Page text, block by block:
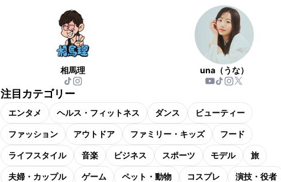
相馬理 una（うな）
注目カテゴリー
エンタメ ヘルス・フィットネス ダンス ビューティー
ファッション アウトドア ファミリー・キッズ フード
ライフスタイル 音楽 ビジネス スポーツ モデル 旅
夫婦・カップル ゲーム ペット・動物 コスプレ 演技・役者